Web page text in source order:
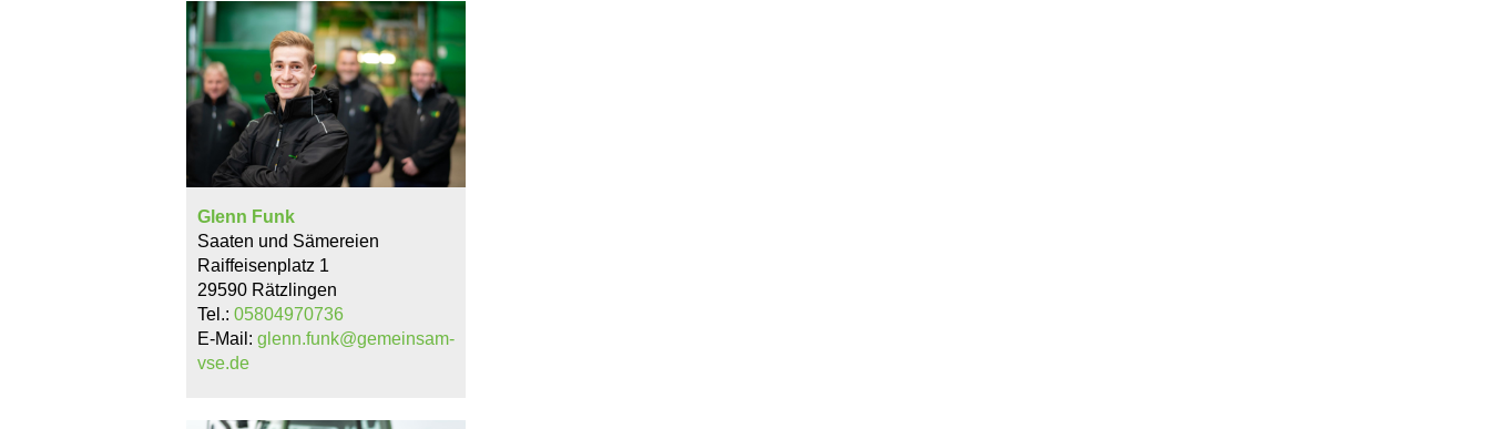
Glenn Funk
Saaten und Sämereien
Raiffeisenplatz 1
29590 Rätzlingen
Tel.: 05804970736
E-Mail: glenn.funk@gemeinsam-
vse.de